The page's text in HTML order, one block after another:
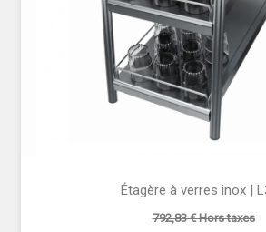
Étagère à verres inox |
792,83 € Hors taxes